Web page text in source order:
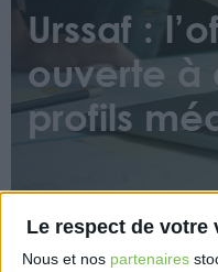
Le respect de votre
Nous et nos partenaires
Urssaf :
ouverte à
profils